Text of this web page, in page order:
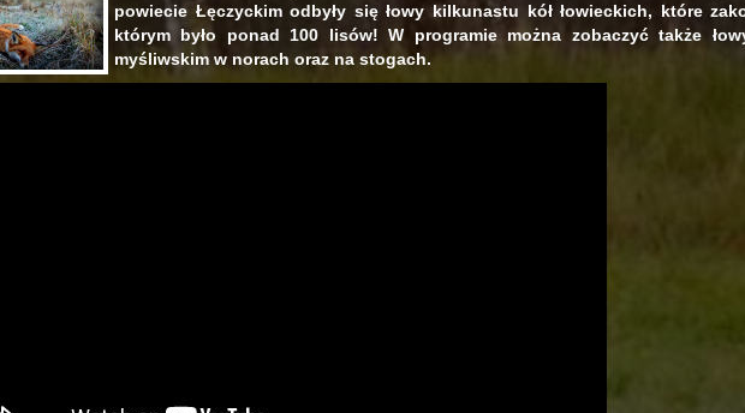
powiecie Łęczyckim odbyły się łowy kilkunastu kół łowieckich, które
którym było ponad 100 lisów! W programie można zobaczyć także
myśliwskim w norach oraz na stogach.